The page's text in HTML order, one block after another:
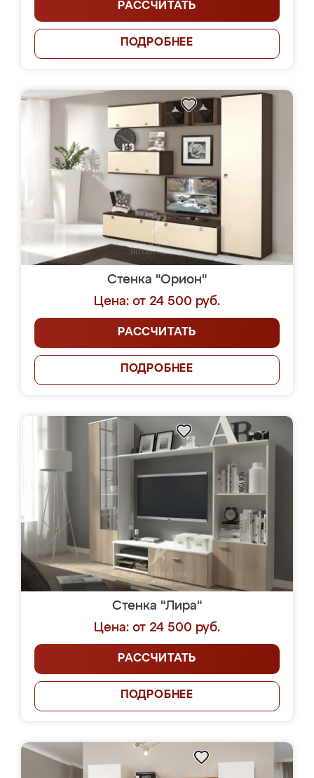
РАССЧИТАТЬ
ПОДРОБНЕЕ
Стенка "Орион"
Цена: от 24 500 руб.
РАССЧИТАТЬ
ПОДРОБНЕЕ
Стенка "Лира"
Цена: от 24 500 руб.
РАССЧИТАТЬ
ПОДРОБНЕЕ